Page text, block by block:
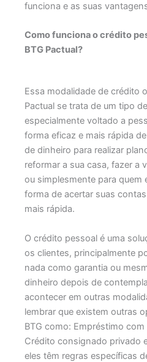
funciona e as suas
Como funciona o crédito
BTG Pactual?
Essa modalidade de crédito
Pactual se trata de um tipo
especialmente voltado a
forma eficaz e mais rápida
de dinheiro para realizar
reformar a sua casa, fazer a
ou simplesmente para quem
forma de acertar suas
mais rápida.
O crédito pessoal é uma
os clientes, principalmente
nada como garantia ou
dinheiro depois de
acontecer em outras
lembrar que existem outras
BTG como: Empréstimo
Crédito consignado privado
eles têm regras específicas